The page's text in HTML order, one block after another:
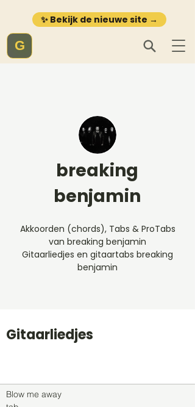
✨ Bekijk de nieuwe site →
G
breaking
benjamin
Akkoorden (chords), Tabs & ProTabs
van breaking benjamin
Gitaarliedjes en gitaartabs breaking
benjamin
Gitaarliedjes
Blow me away